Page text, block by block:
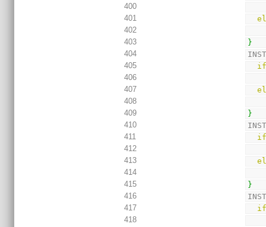
400
401
402
403
}
404
405
406
407
408
409
}
410
411
412
413
414
415
}
416
417
418